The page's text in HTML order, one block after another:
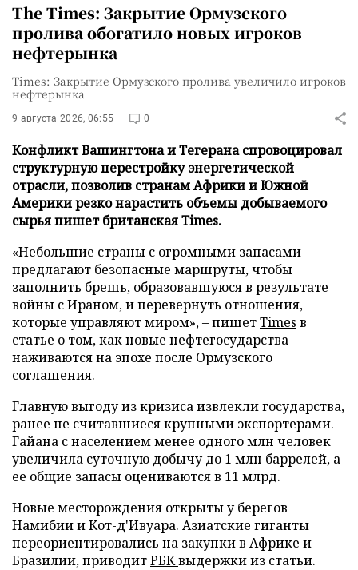
The Times: Закрытие Ормузского
пролива обогатило новых игроков
нефтерынка
Times: Закрытие Ормузского пролива увеличило игроков
нефтерынка
9 августа 2026, 06:55 0
Конфликт Вашингтона и Тегерана спровоцировал
структурную перестройку энергетической
отрасли, позволив странам Африки и Южной
Америки резко нарастить объемы добываемого
сырья пишет британская Times.
«Небольшие страны с огромными запасами
предлагают безопасные маршруты, чтобы
заполнить брешь, образовавшуюся в результате
войны с Ираном, и перевернуть отношения,
которые управляют миром», – пишетTimes в
статье о том, как новые нефтегосударства
наживаются на эпохе после Ормузского
соглашения.
Главную выгоду из кризиса извлекли государства,
ранее не считавшиеся крупными экспортерами.
Гайана с населением менее одного млн человек
увеличила суточную добычу до 1 млн баррелей, а
ее общие запасы оцениваются в 11 млрд.
Новые месторождения открыты у берегов
Намибии и Кот-д'Ивуара. Азиатские гиганты
переориентировались на закупки в Африке и
Бразилии, приводитРБКвыдержки из статьи.